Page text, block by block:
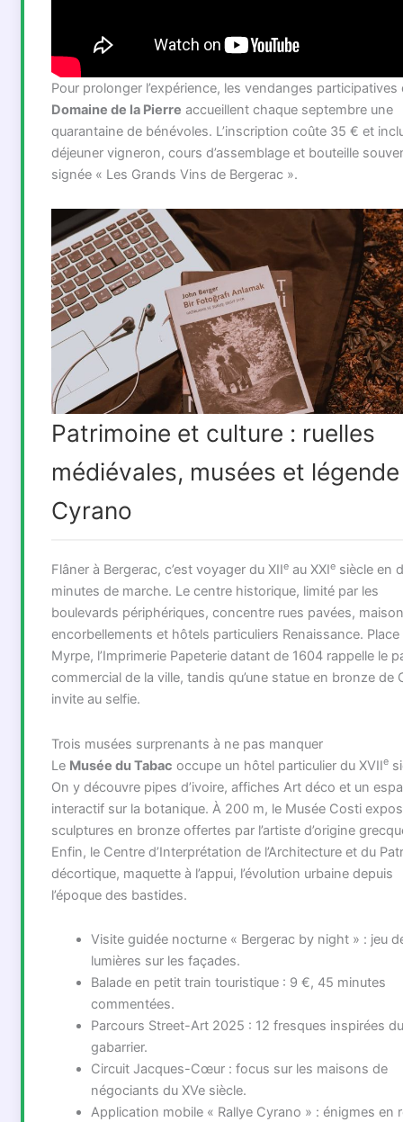
Pour prolonger l’expérience, les vendanges participatives
Domaine de la Pierre accueillent chaque septembre une
quarantaine de bénévoles. L’inscription coûte 35 € et
déjeuner vigneron, cours d’assemblage et bouteille
signée « Les Grands Vins de Bergerac ».
Patrimoine et culture : ruelles
médiévales, musées et
Cyrano
Flâner à Bergerac, c’est voyager du XIIeau XXIesiècle en
minutes de marche. Le centre historique, limité par les
boulevards périphériques, concentre rues pavées,
encorbellements et hôtels particuliers Renaissance. Place
Myrpe, l’Imprimerie Papeterie datant de 1604 rappelle le
commercial de la ville, tandis qu’une statue en bronze de
invite au selfie.
Trois musées surprenants à ne pas manquer
Le Musée du Tabac occupe un hôtel particulier du XVIIe
On y découvre pipes d’ivoire, affiches Art déco et un
interactif sur la botanique. À 200 m, le Musée Costi
sculptures en bronze offertes par l’artiste d’origine
Enfin, le Centre d’Interprétation de l’Architecture et du
décortique, maquette à l’appui, l’évolution urbaine depuis
l’époque des bastides.
Visite guidée nocturne « Bergerac by night » : jeu
lumières sur les façades.
Balade en petit train touristique : 9 €, 45 minutes
commentées.
Parcours Street-Art 2025 : 12 fresques inspirées
gabarrier.
Circuit Jacques-Cœur : focus sur les maisons de
négociants du XVe siècle.
Application mobile « Rallye Cyrano » : énigmes en